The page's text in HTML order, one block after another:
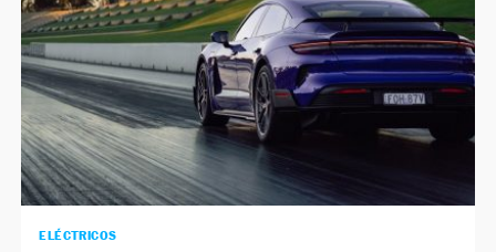
ELÉCTRICOS